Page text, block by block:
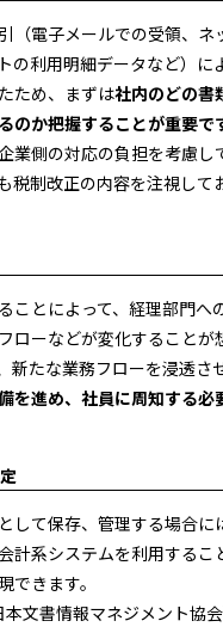
（電子メールでの受領、ネ
の利用明細データなど）に
ため、まずは社内のどの書
のか把握することが重要で
業側の対応の負担を考慮し
税制改正の内容を注視して
ことによって、経理部門へ
ローなどが変化することが
新たな業務フローを浸透さ
を進め、社員に周知する必
して保存、管理する場合に
計系システムを利用するこ
できます。
文書情報マネジメント協